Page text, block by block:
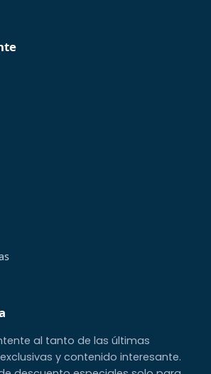
al tanto de las últimas
y contenido interesante.